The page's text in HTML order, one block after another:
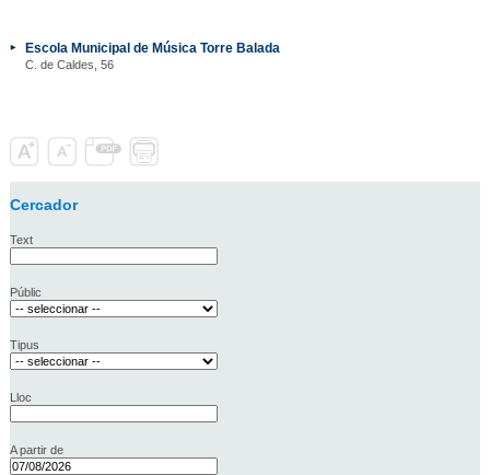
Escola Municipal de Música Torre Balada
C. de Caldes, 56
Cercador
Text
Públic
Tipus
Lloc
A partir de